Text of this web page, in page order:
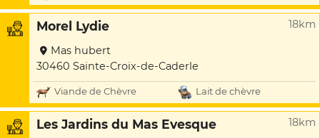
Morel Lydie 18km
Mas hubert
30460 Sainte-Croix-de-Caderle
Viande de Chèvre Lait de chèvre
Les Jardins du Mas Evesque 18km